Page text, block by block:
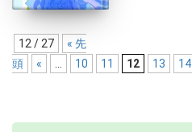
12 / 27
« 先
頭
« ... 10 11 12 13 14